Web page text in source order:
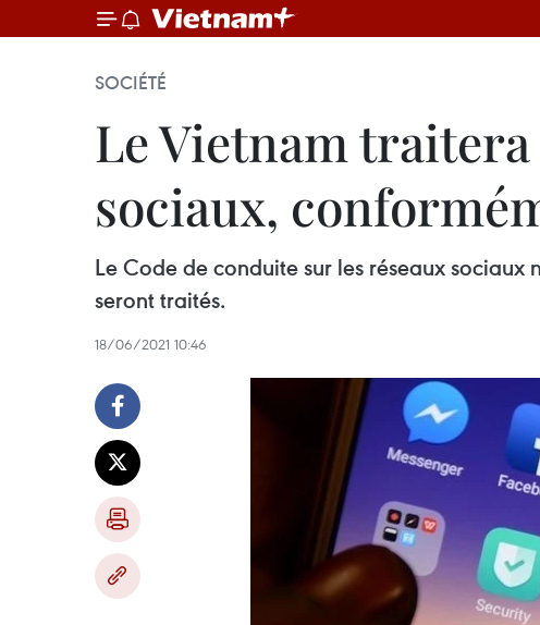
SOCIÉTÉ
Le Vietnam
sociaux,
Le Code de conduite sur les réseaux
seront traités.
18/06/2021 10:46